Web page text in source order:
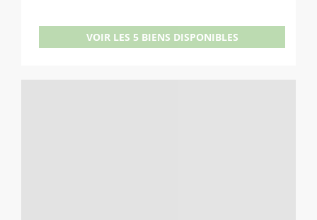
VOIR LES 5 BIENS DISPONIBLES